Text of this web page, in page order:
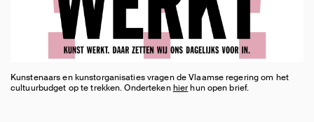
Kunstenaars en kunstorganisaties vragen de Vlaamse regering om het
cultuurbudget op te trekken. Ondertekenhierhun open brief.